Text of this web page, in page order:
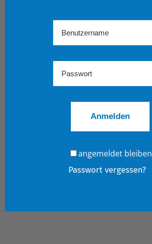
angemeldet bleiben
Passwort vergessen?